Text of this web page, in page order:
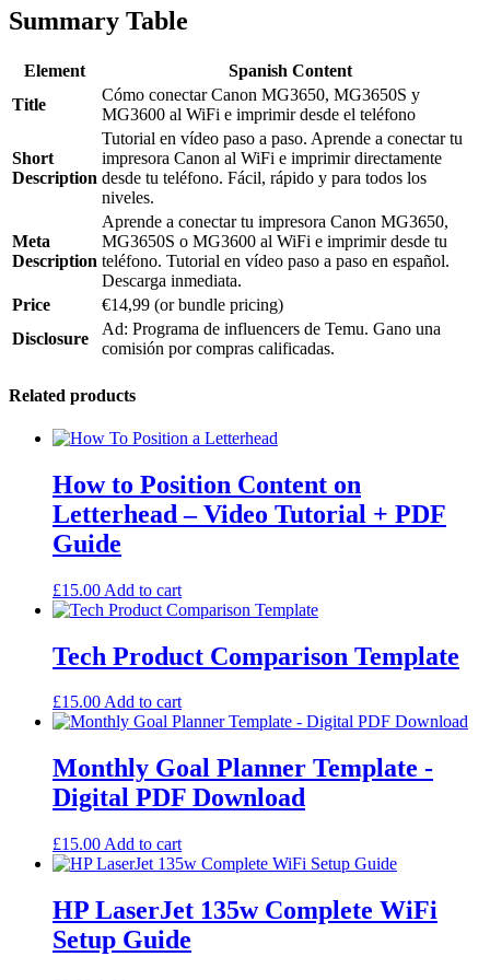
Summary Table
Element
Spanish Content
Title
Cómo conectar Canon MG3650, MG3650S y
MG3600 al WiFi e imprimir desde el teléfono
Short
Description
Tutorial en vídeo paso a paso. Aprende a conectar tu
impresora Canon al WiFi e imprimir directamente
desde tu teléfono. Fácil, rápido y para todos los
niveles.
Meta
Description
Aprende a conectar tu impresora Canon MG3650,
MG3650S o MG3600 al WiFi e imprimir desde tu
teléfono. Tutorial en vídeo paso a paso en español.
Descarga inmediata.
Price
€14,99 (or bundle pricing)
Disclosure
Ad: Programa de influencers de Temu. Gano una
comisión por compras calificadas.
Related products
How to Position Content on
Letterhead – Video Tutorial + PDF
Guide
£15.00 Add to cart
Tech Product Comparison Template
£15.00Add to cart
Monthly Goal Planner Template -
Digital PDF Download
£15.00 Add to cart
HP LaserJet 135w Complete WiFi
Setup Guide